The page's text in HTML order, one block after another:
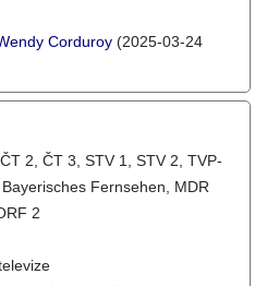
Corduroy (2025-03-24
2, ČT 3, STV 1, STV 2, TVP-
Fernsehen, MDR
2